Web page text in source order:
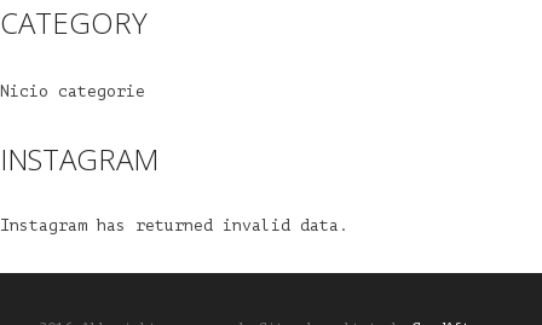
CATEGORY
Nicio categorie
INSTAGRAM
Instagram has returned invalid data.